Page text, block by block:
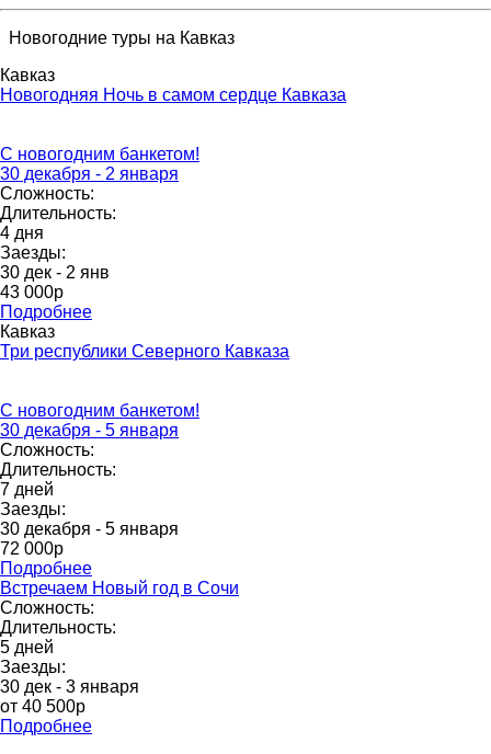
Новогодние туры на Кавказ
Кавказ
Новогодняя Ночь в самом сердце Кавказа
С новогодним банкетом!
30 декабря - 2 января
Сложность:
Длительность:
4 дня
Заезды:
30 дек - 2 янв
43 000p
Подробнее
Кавказ
Три республики Северного Кавказа
С новогодним банкетом!
30 декабря - 5 января
Сложность:
Длительность:
7 дней
Заезды:
30 декабря - 5 января
72 000p
Подробнее
Встречаем Новый год в Сочи
Сложность:
Длительность:
5 дней
Заезды:
30 дек - 3 января
от 40 500р
Подробнее